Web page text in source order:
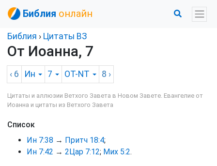
Библия онлайн
Библия › Цитаты ВЗ
От Иоанна, 7
‹ 6 Ин 7 OT-NT 8 ›
Цитаты и аллюзии Ветхого Завета в Новом Завете. Евангелие от
Иоанна и цитаты из Ветхого Завета
Список
Ин 7:38 → Притч 18:4;
Ин 7:42 → 2Цар 7:12; Мих 5:2.